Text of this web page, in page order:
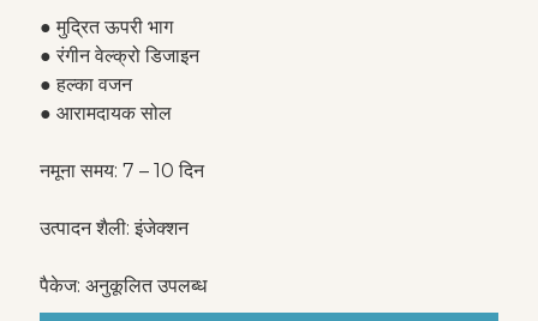
● मुद्रित ऊपरी भाग
● रंगीन वेल्क्रो डिजाइन
● हल्का वजन
● आरामदायक सोल
नमूना समय: 7 – 10 दिन
उत्पादन शैली: इंजेक्शन
पैकेज: अनुकूलित उपलब्ध